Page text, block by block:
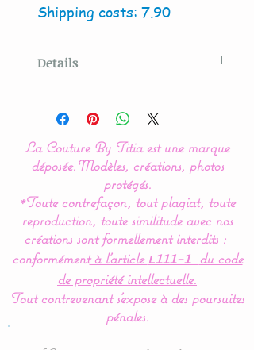
Shipping costs: 7.90
Details
Couture By Titia
The presence of bright
colors and simple
geometric shapes allows
baby to clearly discern
them and thus facilitates
his learning.
Height : 60 cms : the
suspension arm must be
La Couture By Titia est une marque
déposée.Modèles, créations, photos
protégés.
*Toute contrefaçon, tout plagiat, toute
reproduction, toute similitude avec nos
créations sont formellement interdits :
conformémentà l’article L111-1
du code
de propriété intellectuelle.
Tout contrevenant s'expose à des poursuites
pénales.